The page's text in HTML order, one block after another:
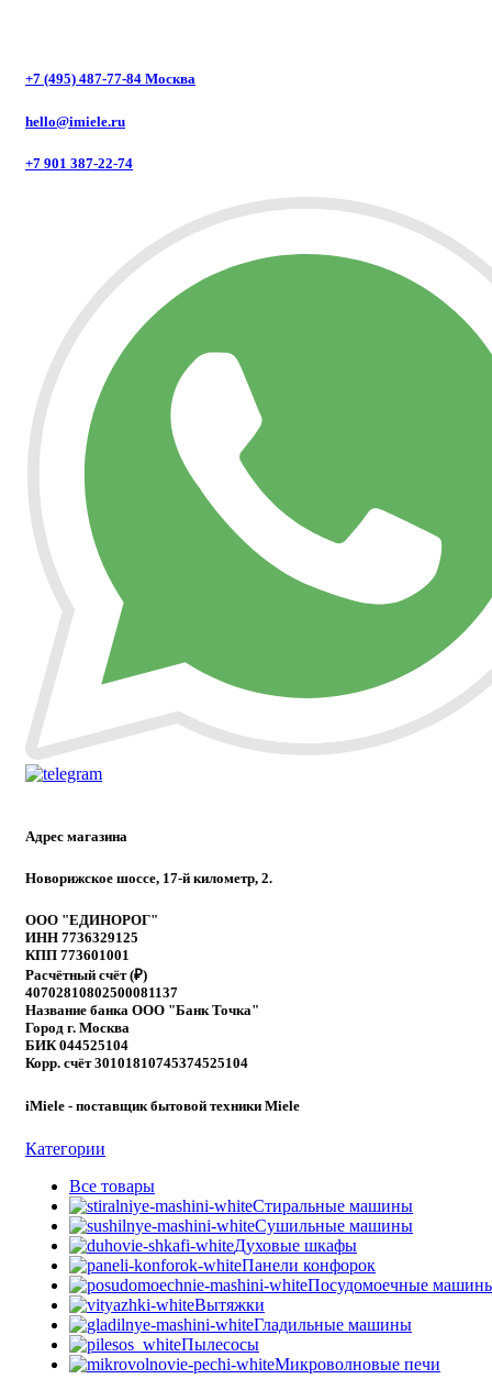
+7 (495) 487-77-84 Москва
hello@imiele.ru
+7 901 387-22-74
Адрес магазина
Новорижское шоссе, 17-й километр, 2.
ООО "ЕДИНОРОГ"
ИНН 7736329125
КПП 773601001
Расчётный счёт (₽)
40702810802500081137
Название банка ООО "Банк Точка"
Город г. Москва
БИК 044525104
Корр. счёт 30101810745374525104
iMiele - поставщик бытовой техники Miele
Категории
Все товары
Стиральные машины
Сушильные машины
Духовые шкафы
Панели конфорок
Посудомоечные
Вытяжки
Гладильные машины
Пылесосы
Микроволновые печи